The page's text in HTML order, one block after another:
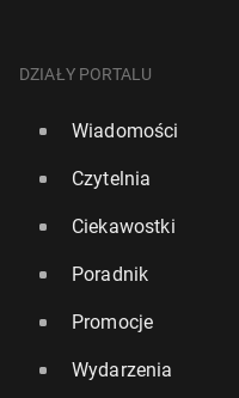
DZIAŁY PORTALU
Wiadomości
Czytelnia
Ciekawostki
Poradnik
Promocje
Wydarzenia